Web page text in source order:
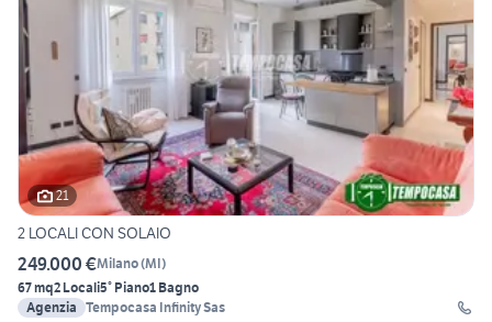
21
2 LOCALI CON SOLAIO
249.000 €Milano(MI)
67 mq2 Locali5° Piano1 Bagno
Agenzia Tempocasa Infinity Sas